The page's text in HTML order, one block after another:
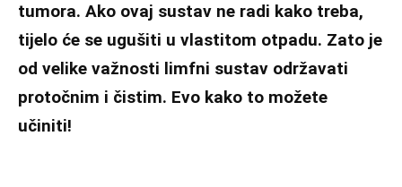
tumora. Ako ovaj sustav ne radi kako treba,
tijelo će se ugušiti u vlastitom otpadu. Zato je
od velike važnosti limfni sustav održavati
protočnim i čistim. Evo kako to možete
učiniti!